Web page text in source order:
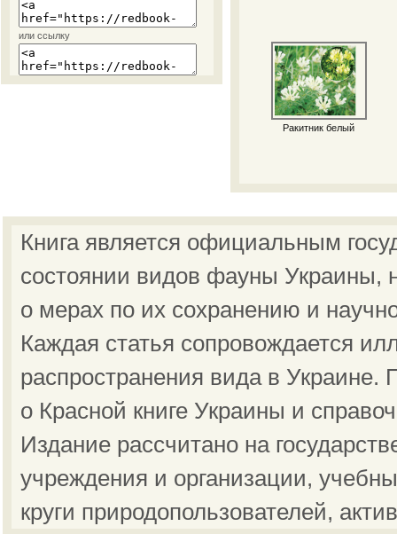
или ссылку
Ракитник белый
Книга является официальным
состоянии видов фауны Украины,
о мерах по их сохранению и
Каждая статья сопровождается
распространения вида в
о Красной книге Украины и
Издание рассчитано на
учреждения и организации,
круги природопользователей,